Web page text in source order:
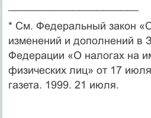
* См. Федеральный закон
изменений и дополнений в
Федерации «О налогах на
физических лиц» от 17
газета. 1999. 21 июля.